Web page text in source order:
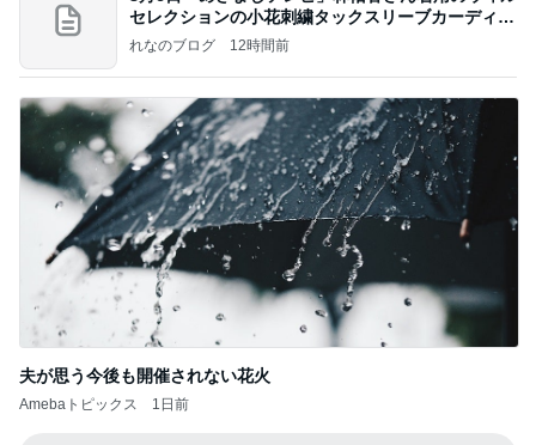
夫が思う今後も開催されない花火
Amebaトピックス 1日前
記事を読む
美優 ダメ元で提出した息子の写真
Amebaトピックス 1日前